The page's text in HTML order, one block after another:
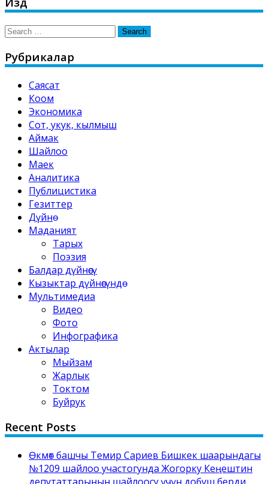
Search
Рубрикалар
Саясат
Коом
Экономика
Сот, укук, кылмыш
Аймак
Шайлоо
Маек
Аналитика
Публицистика
Гезиттер
Дүйнө
Маданият
Тарых
Поэзия
Балдар дүйнөсү
Кызыктар дүйнөсүндө
Мультимедиа
Видео
Фото
Инфографика
Актылар
Мыйзам
Жарлык
Токтом
Буйрук
Recent Posts
Өкмөт башчы Темир Сариев Бишкек шаарындагы
№1209 шайлоо участогунда Жогорку Кеңештин